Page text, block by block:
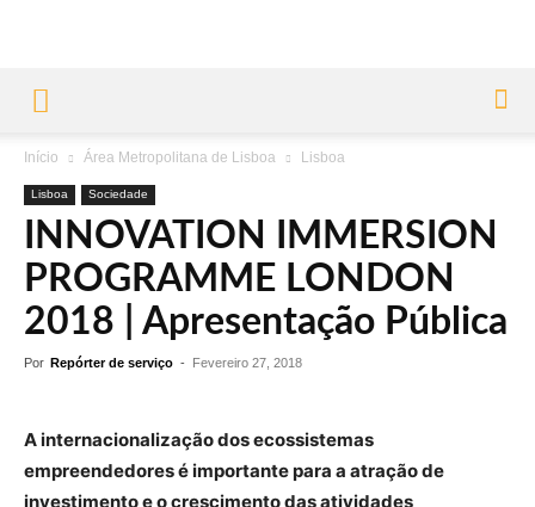
Início Área Metropolitana de Lisboa Lisboa
Lisboa Sociedade
INNOVATION IMMERSION
PROGRAMME LONDON
2018 | Apresentação Pública
Por Repórter de serviço - Fevereiro 27, 2018
A internacionalização dos ecossistemas
empreendedores é importante para a atração de
investimento e o crescimento das atividades